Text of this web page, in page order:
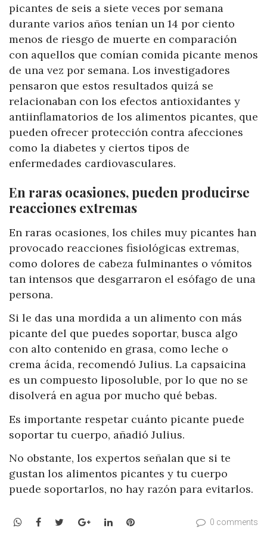
picantes de seis a siete veces por semana
durante varios años tenían un 14 por ciento
menos de riesgo de muerte en comparación
con aquellos que comían comida picante menos
de una vez por semana. Los investigadores
pensaron que estos resultados quizá se
relacionaban con los efectos antioxidantes y
antiinflamatorios de los alimentos picantes, que
pueden ofrecer protección contra afecciones
como la diabetes y ciertos tipos de
enfermedades cardiovasculares.
En raras ocasiones, pueden producirse
reacciones extremas
En raras ocasiones, los chiles muy picantes han
provocado reacciones fisiológicas extremas,
como dolores de cabeza fulminantes o vómitos
tan intensos que desgarraron el esófago de una
persona.
Si le das una mordida a un alimento con más
picante del que puedes soportar, busca algo
con alto contenido en grasa, como leche o
crema ácida, recomendó Julius. La capsaicina
es un compuesto liposoluble, por lo que no se
disolverá en agua por mucho qué bebas.
Es importante respetar cuánto picante puede
soportar tu cuerpo, añadió Julius.
No obstante, los expertos señalan que si te
gustan los alimentos picantes y tu cuerpo
puede soportarlos, no hay razón para evitarlos.
WhatsApp
Facebook
TwitterGoogle+LinkedInPinterest 0 comments